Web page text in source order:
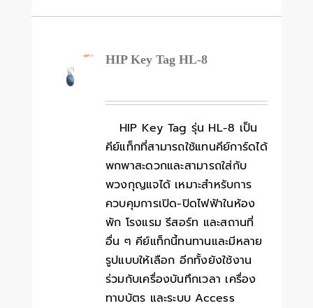
HIP Key Tag HL-8
HIP Key Tag รุ่น HL-8 เป็น
คีย์แท็กที่สามารถใช้แทนคีย์การ์ดได้
พกพาสะดวกและสามารถใส่กับ
พวงกุญแจได้ เหมาะสำหรับการ
ควบคุมการเปิด-ปิดไฟฟ้าในห้อง
พัก โรงแรม รีสอร์ท และสถานที่
อื่น ๆ คีย์แท็กนี้ทนทานและมีหลาย
รูปแบบให้เลือก อีกทั้งยังใช้งาน
ร่วมกับเครื่องบันทึกเวลา เครื่อง
ทาบบัตร และระบบ Access